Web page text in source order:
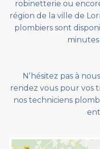
robinetterie ou
région de la ville de
plombiers sont
Nʼhésitez pas à
rendez vous pour vos
nos techniciens